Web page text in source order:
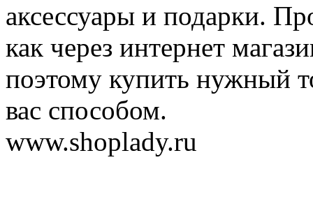
аксессуары и подарки.
как через интернет
поэтому купить нужный
вас способом.
www.shoplady.ru